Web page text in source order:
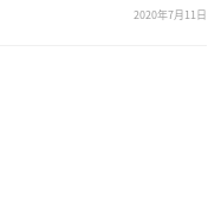
2020年7月11日